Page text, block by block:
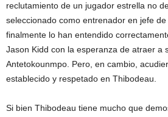
reclutamiento de un jugador estrella no
seleccionado como entrenador en jefe
finalmente lo han entendido
Jason Kidd con la esperanza de atraer a
Antetokounmpo. Pero, en cambio,
establecido y respetado en Thibodeau.
Si bien Thibodeau tiene mucho que